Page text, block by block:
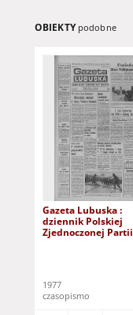
OBIEKTY podobne
Gazeta Lubuska :
dziennik Polskiej
Zjednoczonej Partii
1977
czasopismo